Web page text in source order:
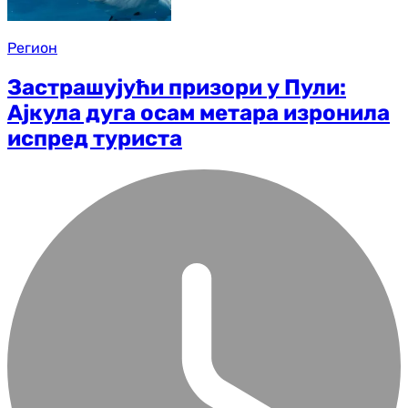
Регион
Застрашујући призори у Пули:
Ајкула дуга осам метара изронила
испред туриста